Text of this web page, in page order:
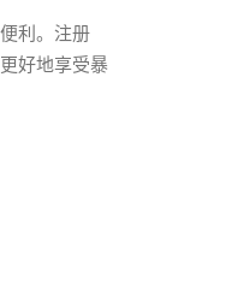
利。注册
好地享受暴